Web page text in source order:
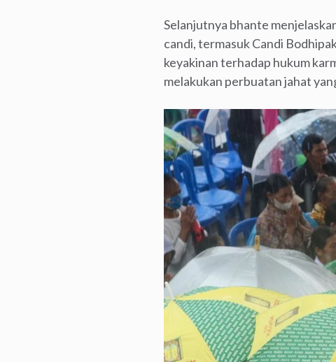
Selanjutnya bhante
candi, termasuk Candi
keyakinan terhadap hukum
melakukan perbuatan jahat